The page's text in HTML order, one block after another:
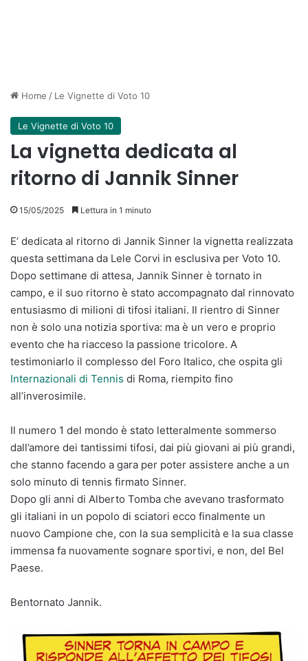
Home / Le Vignette di Voto 10
Le Vignette di Voto 10
La vignetta dedicata al
ritorno di Jannik Sinner
15/05/2025 Lettura in 1 minuto
E’ dedicata al ritorno di Jannik Sinner la vignetta realizzata
questa settimana da Lele Corvi in esclusiva per Voto 10.
Dopo settimane di attesa, Jannik Sinner è tornato in
campo, e il suo ritorno è stato accompagnato dal rinnovato
entusiasmo di milioni di tifosi italiani. Il rientro di Sinner
non è solo una notizia sportiva: ma è un vero e proprio
evento che ha riacceso la passione tricolore. A
testimoniarlo il complesso del Foro Italico, che ospita gli
Internazionali di Tennis di Roma, riempito fino
all’inverosimile.
Il numero 1 del mondo è stato letteralmente sommerso
dall’amore dei tantissimi tifosi, dai più giovani ai più grandi,
che stanno facendo a gara per poter assistere anche a un
solo minuto di tennis firmato Sinner.
Dopo gli anni di Alberto Tomba che avevano trasformato
gli italiani in un popolo di sciatori ecco finalmente un
nuovo Campione che, con la sua semplicità e la sua classe
immensa fa nuovamente sognare sportivi, e non, del Bel
Paese.
Bentornato Jannik.